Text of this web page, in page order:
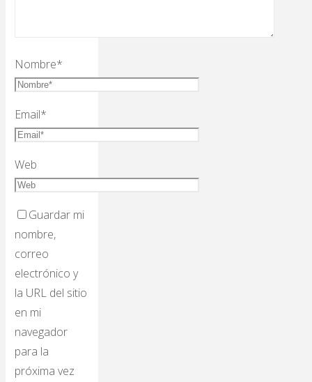
Nombre*
Email*
Web
Guardar mi
nombre,
correo
electrónico y
la URL del sitio
en mi
navegador
para la
próxima vez